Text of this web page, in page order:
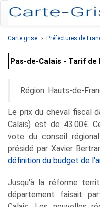
Carte grise > Préfectures de
Pas-de-Calais - Tarif
Région: Hauts-de-
Le prix du cheval fiscal
Calais) est de 43.00€.
vote du conseil
présidé par Xavier
définition du budget de
Jusqu'à la réforme
département faisait